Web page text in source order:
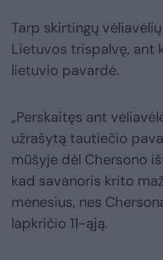
Tarp skirtingų
Lietuvos trispalvę, ant
lietuvio pavardė.
„Perskaitęs ant
užrašytą tautiečio
mūšyje dėl Chersono
kad savanoris krito
mėnesius, nes
lapkričio 11-ąją.